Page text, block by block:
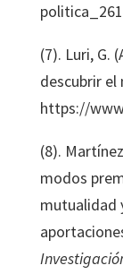
(7). Luri, G.
descubrir el
https://
(8).
modos
mutualidad